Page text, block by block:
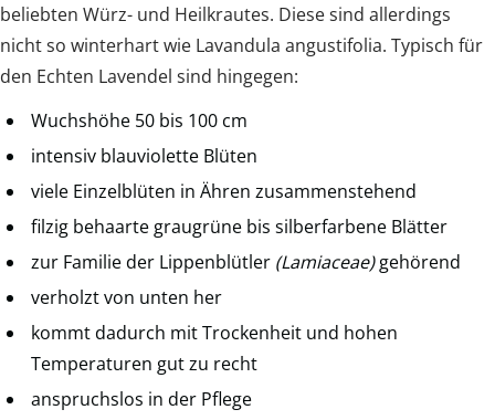
beliebten Würz- und Heilkrautes. Diese sind allerdings
nicht so winterhart wie Lavandula angustifolia. Typisch für
den Echten Lavendel sind hingegen:
Wuchshöhe 50 bis 100 cm
intensiv blauviolette Blüten
viele Einzelblüten in Ähren zusammenstehend
filzig behaarte graugrüne bis silberfarbene Blätter
zur Familie der Lippenblütler (Lamiaceae)gehörend
verholzt von unten her
kommt dadurch mit Trockenheit und hohen
Temperaturen gut zu recht
anspruchslos in der Pflege